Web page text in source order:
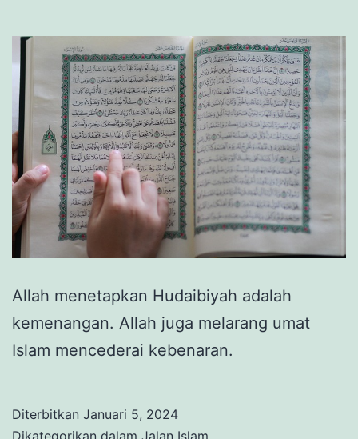
Allah menetapkan Hudaibiyah adalah
kemenangan. Allah juga melarang umat
Islam mencederai kebenaran.
Diterbitkan Januari 5, 2024